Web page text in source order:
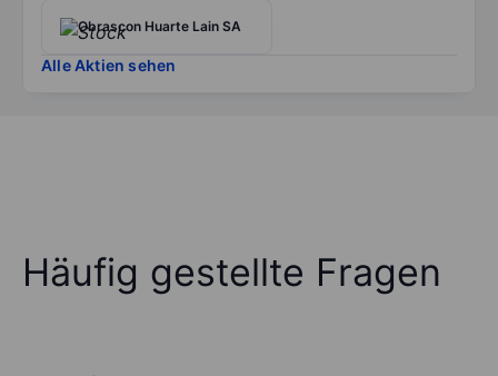
Obrascon Huarte Lain SA
Alle Aktien sehen
Häufig gestellte Fragen